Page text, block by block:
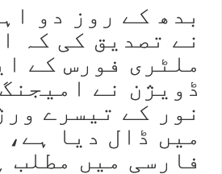
بدھ کے روز دو
نے تصدیق کی کہ
ملٹری فورس کے
ڈویژن نے امیجنگ
نور کے تیسرے
میں ڈال دیا ہے،
فارسی میں مطلب